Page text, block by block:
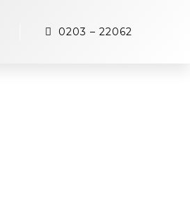
0203 – 22062